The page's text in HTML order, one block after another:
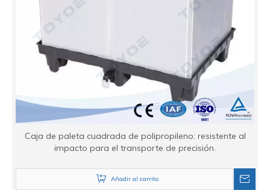
Caja de paleta cuadrada de polipropileno: resistente al
impacto para el transporte de precisión.
Añadir al carrito